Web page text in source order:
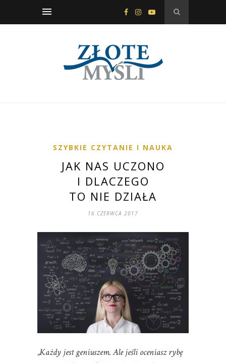
SZYBKIE CZYTANIE I NAUKA
JAK NAS UCZONO
I DLACZEGO
TO NIE DZIAŁA
16 CZERWCA 2017
„Każdy jest geniuszem. Ale jeśli oceniasz rybę